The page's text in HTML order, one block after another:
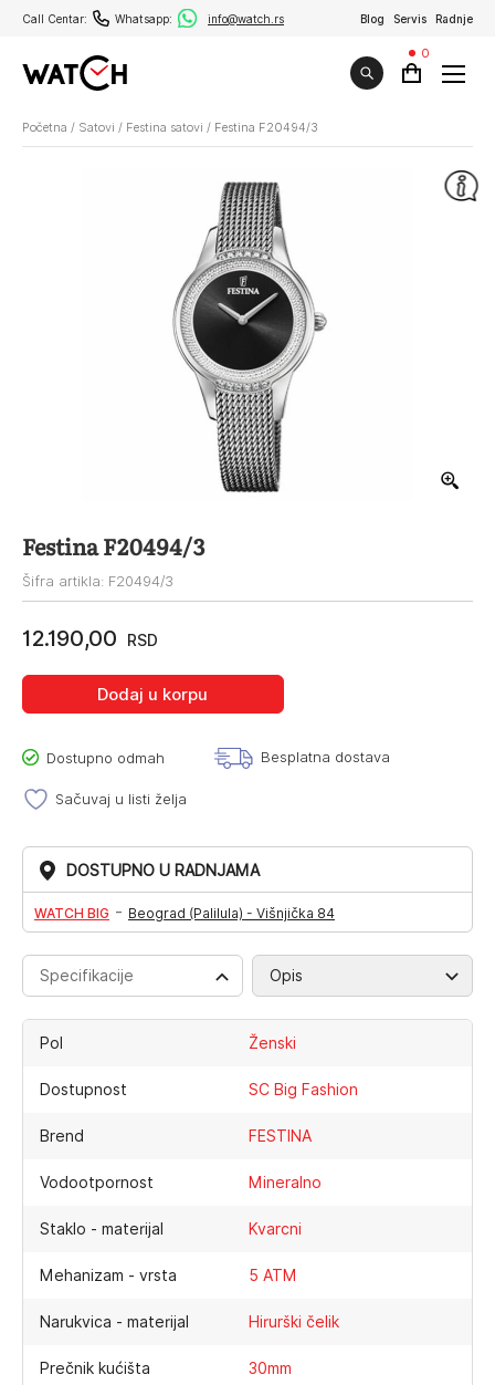
Call Centar: Whatsapp: info@watch.rs Blog Servis Radnje
0
Početna / Satovi / Festina satovi / Festina F20494/3
Festina F20494/3
Šifra artikla: F20494/3
12.190,00 RSD
Dodaj u korpu
Dostupno odmah Besplatna dostava
Sačuvaj u listi želja
DOSTUPNO U RADNJAMA
WATCH BIG - Beograd (Palilula) - Višnjička 84
Specifikacije Opis
Pol Ženski
Dostupnost SC Big Fashion
Brend FESTINA
Vodootpornost Mineralno
Staklo - materijal Kvarcni
Mehanizam - vrsta 5 ATM
Narukvica - materijal Hirurški čelik
Prečnik kućišta 30mm